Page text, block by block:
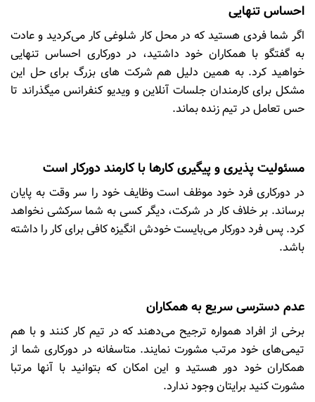
احساس تنهایی
اگر شما فردی هستید که در محل کار شلوغی کار می‌کردید و عادت
به گفتگو با همکاران خود داشتید، در دورکاری احساس تنهایی
خواهید کرد. به همین دلیل هم شرکت های بزرگ برای حل این
مشکل برای کارمندان جلسات آنلاین و ویدیو کنفرانس میگذراند تا
حس تعامل در تیم زنده بماند.
مسئولیت پذیری و پیگیری کارها با کارمند دورکار است
در دورکاری فرد خود موظف است وظایف خود را سر وقت به پایان
برساند. بر خلاف کار در شرکت، دیگر کسی به شما سرکشی نخواهد
کرد. پس فرد دورکار می‌بایست خودش انگیزه کافی برای کار را داشته
باشد.
عدم دسترسی سریع به همکاران
برخی از افراد همواره ترجیح می‌دهند که در تیم کار کنند و با هم
تیمی‌های خود مرتب مشورت نمایند. متاسفانه در دورکاری شما از
همکاران خود دور هستید و این امکان که بتوانید با آنها مرتبا
مشورت کنید برایتان وجود ندارد.